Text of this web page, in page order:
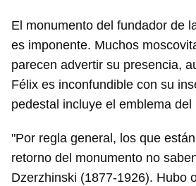
El monumento del fundador de
es imponente. Muchos
parecen advertir su presencia,
Félix es inconfundible con su
pedestal incluye el emblema del
"Por regla general, los que
retorno del monumento no
Dzerzhinski (1877-1926). Hubo